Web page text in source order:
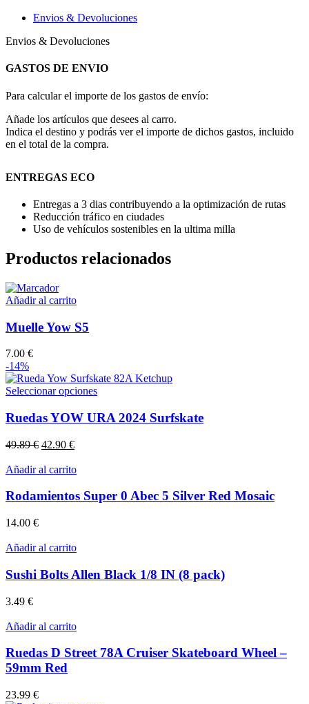
Envios & Devoluciones
Envios & Devoluciones
GASTOS DE ENVIO
Para calcular el importe de los gastos de envío:
Añade los artículos que desees al carro.
Indica el destino y podrás ver el importe de dichos gastos, incluido
en el total de la compra.
ENTREGAS ECO
Entregas a 3 dias contribuyendo a la optimización de rutas
Reducción tráfico en ciudades
Uso de vehículos sostenibles en la ultima milla
Productos relacionados
Añadir al carrito
Muelle Yow S5
7.00 €
-14%
Seleccionar opcionesEste
tiene
múltiples
pueden
elegir
Ruedas YOW URA 2024 Surfskate
49.89€ El
original
49.89 €.
42.90 €El
actual
42.90 €.
Añadir al carrito
Rodamientos Super 0 Abec 5 Silver Red Mosaic
14.00 €
Añadir al carrito
Sushi Bolts Allen Black 1/8 IN (8 pack)
3.49 €
Añadir al carrito
Ruedas D Street 78A Cruiser Skateboard Wheel –
59mm Red
23.99 €